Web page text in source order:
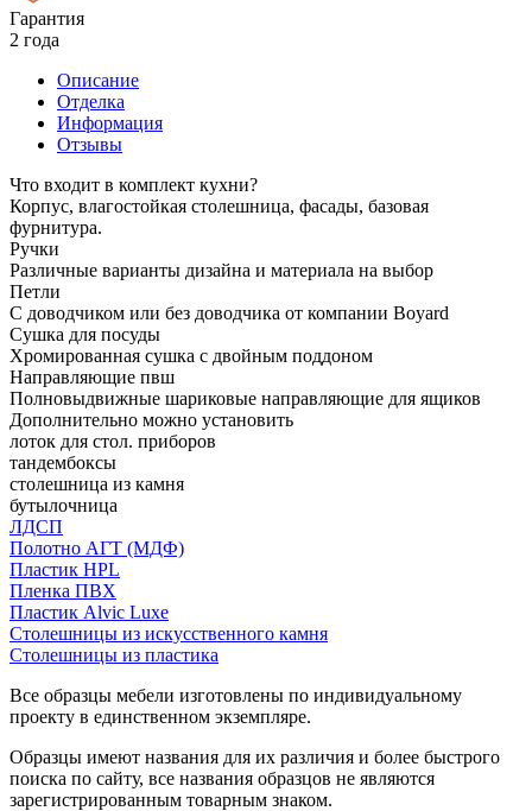
Гарантия
2 года
Описание
Отделка
Информация
Отзывы
Что входит в комплект кухни?
Корпус, влагостойкая столешница, фасады, базовая
фурнитура.
Ручки
Различные варианты дизайна и материала на выбор
Петли
С доводчиком или без доводчика от компании Boyard
Сушка для посуды
Хромированная сушка с двойным поддоном
Направляющие пвш
Полновыдвижные шариковые направляющие для ящиков
Дополнительно можно установить
лоток для стол. приборов
тандембоксы
столешница из камня
бутылочница
ЛДСП
Полотно АГТ (МДФ)
Пластик HPL
Пленка ПВХ
Пластик Alvic Luxe
Столешницы из искусственного камня
Столешницы из пластика
Все образцы мебели изготовлены по индивидуальному
проекту в единственном экземпляре.
Образцы имеют названия для их различия и более быстрого
поиска по сайту, все названия образцов не являются
зарегистрированным товарным знаком.